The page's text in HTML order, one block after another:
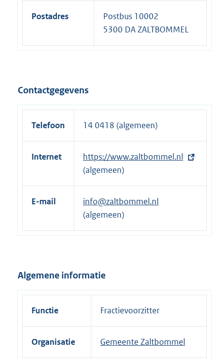
Postadres
Postbus 10002
5300 DA ZALTBOMMEL
Contactgegevens
Telefoon 14 0418 (algemeen)
Internet
E
x
t
e
r
e
n
k
https://www.zaltbommel.nl
(algemeen)
E-mail
info@zaltbommel.nl
(algemeen)
Algemene informatie
Functie Fractievoorzitter
Organisatie Gemeente Zaltbommel